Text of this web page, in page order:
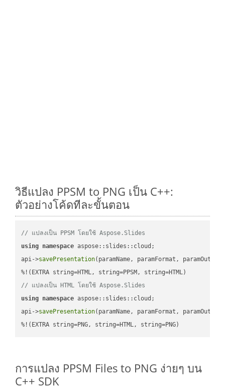
วิธีแปลง PPSM to PNG เป็น C++:
ตัวอย่างโค้ดทีละขั้นตอน
// แปลงเป็น PPSM โดยใช้ Aspose.Slides
using namespace aspose::slides::cloud;
api->savePresentation(paramName, paramFormat,
// แปลงเป็น HTML โดยใช้ Aspose.Slides
using namespace aspose::slides::cloud;
api->savePresentation(paramName, paramFormat,
%!(EXTRA string=PNG, string=HTML, string=PNG)
การแปลง PPSM Files to PNG ง่ายๆ บน
C++ SDK